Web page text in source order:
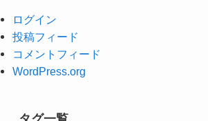
ログイン
投稿フィード
コメントフィード
WordPress.org